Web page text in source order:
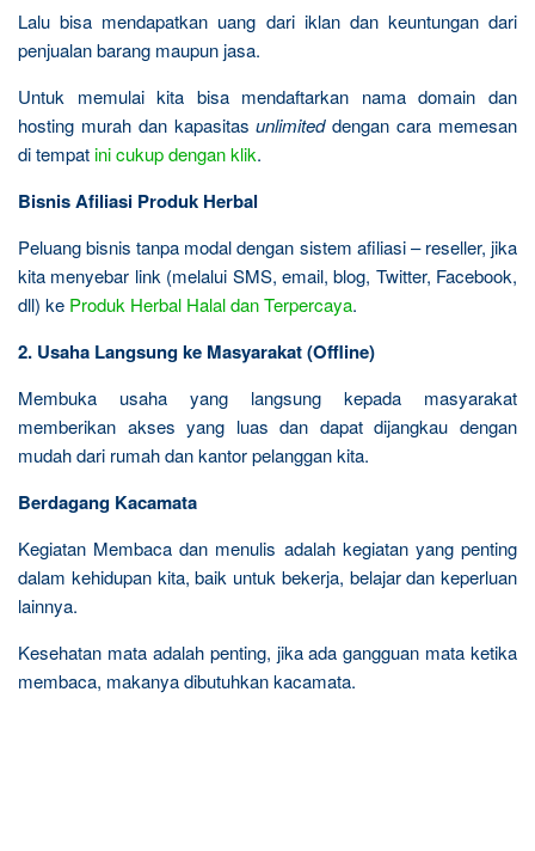
Lalu bisa mendapatkan uang dari iklan dan keuntungan dari
penjualan barang maupun jasa.
Untuk memulai kita bisa mendaftarkan nama domain dan
hosting murah dan kapasitasunlimiteddengan cara memesan
di tempatini cukup dengan klik.
Bisnis Afiliasi Produk Herbal
Peluang bisnis tanpa modal dengan sistem afiliasi – reseller, jika
kita menyebar link (melalui SMS, email, blog, Twitter, Facebook,
dll) ke Produk Herbal Halal dan Terpercaya.
2. Usaha Langsung ke Masyarakat (Offline)
Membuka usaha yang langsung kepada masyarakat
memberikan akses yang luas dan dapat dijangkau dengan
mudah dari rumah dan kantor pelanggan kita.
Berdagang Kacamata
Kegiatan Membaca dan menulis adalah kegiatan yang penting
dalam kehidupan kita, baik untuk bekerja, belajar dan keperluan
lainnya.
Kesehatan mata adalah penting, jika ada gangguan mata ketika
membaca, makanya dibutuhkan kacamata.